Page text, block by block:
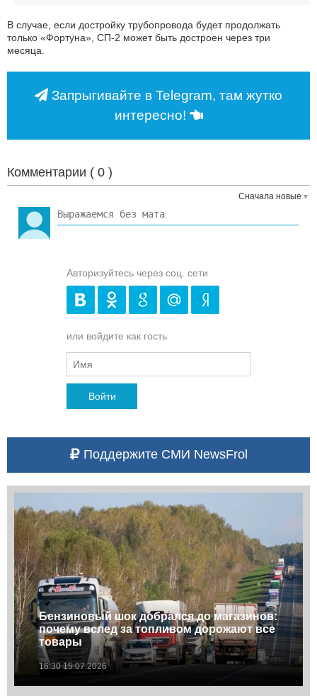
В случае, если достройку трубопровода будет продолжать
только «Фортуна», СП-2 может быть достроен через три
месяца.
Запрыгивайте в Telegram, там жутко
интересно!
Комментарии ( 0 )
Сначала новые
Авторизуйтесь через соц. сети
или войдите как гость
Войти
Поддержите СМИ NewsFrol
Бензиновый шок добрался до магазинов:
почему вслед за топливом дорожают все
товары
16:30 15.07.2026